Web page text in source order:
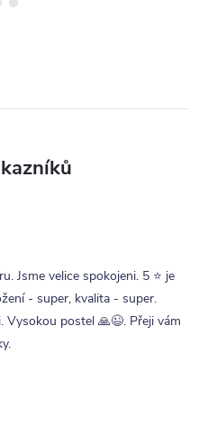
Jsme velice spokojeni. 5 ⭐ je
- super, kvalita - super.
Vysokou postel 🙏😉. Přeji vám